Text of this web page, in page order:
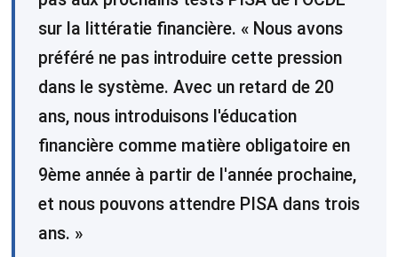
sur la littératie financière. « Nous avons
préféré ne pas introduire cette pression
dans le système. Avec un retard de 20
ans, nous introduisons l'éducation
financière comme matière obligatoire en
9ème année à partir de l'année prochaine,
et nous pouvons attendre PISA dans trois
ans. »